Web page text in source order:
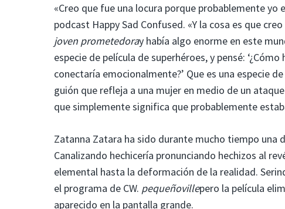
«Creo que fue una locura porque probablemente
podcast Happy Sad Confused. «Y la cosa es que
joven prometedoray había algo enorme en este
especie de película de superhéroes, y pensé:
conectaría emocionalmente?’ Que es una especie
guión que refleja a una mujer en medio de un
que simplemente significa que probablemente
Zatanna Zatara ha sido durante mucho tiempo una
Canalizando hechicería pronunciando hechizos al
elemental hasta la deformación de la realidad.
el programa de CW. pequeñovillepero la película
aparecido en la pantalla grande.